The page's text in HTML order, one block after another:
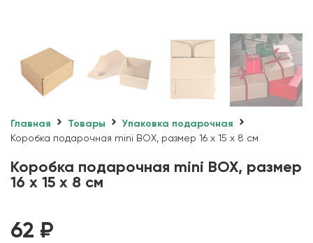
Главная Товары
Упаковка подарочная
Коробка подарочная mini BOX, размер 16 x 15 x 8 см
Коробка подарочная mini BOX, размер
16 x 15 x 8 см
62 ₽